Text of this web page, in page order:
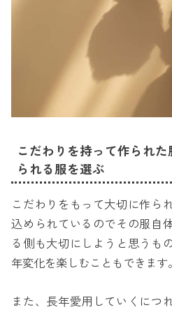
こだわりを持って作られ
られる服を選ぶ
こだわりをもって大切に作ら
込められているのでその服自
る側も大切にしようと思うも
年変化を楽しむこともできます。
また、長年愛用していくにつ